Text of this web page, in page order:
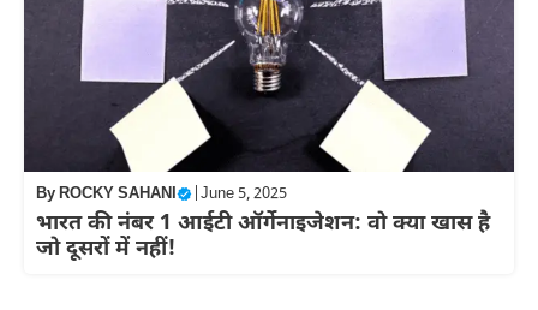
ByROCKY SAHANI June 5, 2025
भारत की नंबर 1 आईटी ऑर्गेनाइजेशन: वो क्या खास है
जो दूसरों में नहीं!